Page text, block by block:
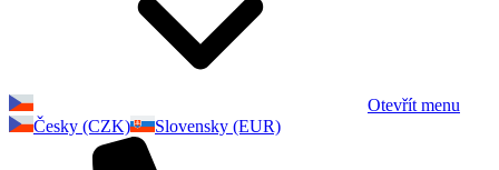
Otevřít menu
Česky (CZK)
Slovensky (EUR)